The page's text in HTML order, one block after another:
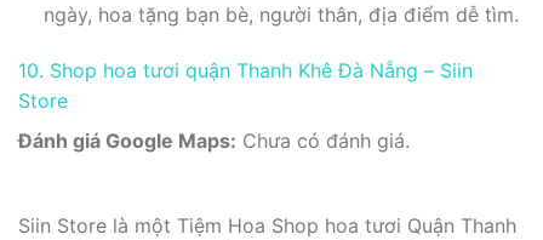
ngày, hoa tặng bạn bè, người thân, địa điểm dễ tìm.
10. Shop hoa tươi quận Thanh Khê Đà Nẵng – Siin
Store
Đánh giá Google Maps: Chưa có đánh giá.
Siin Store là một Tiệm Hoa Shop hoa tươi Quận Thanh